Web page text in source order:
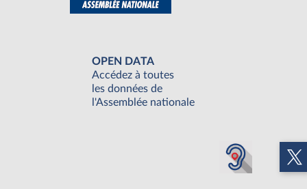
OPEN DATA
Accédez à toutes
les données de
l'Assemblée nationale